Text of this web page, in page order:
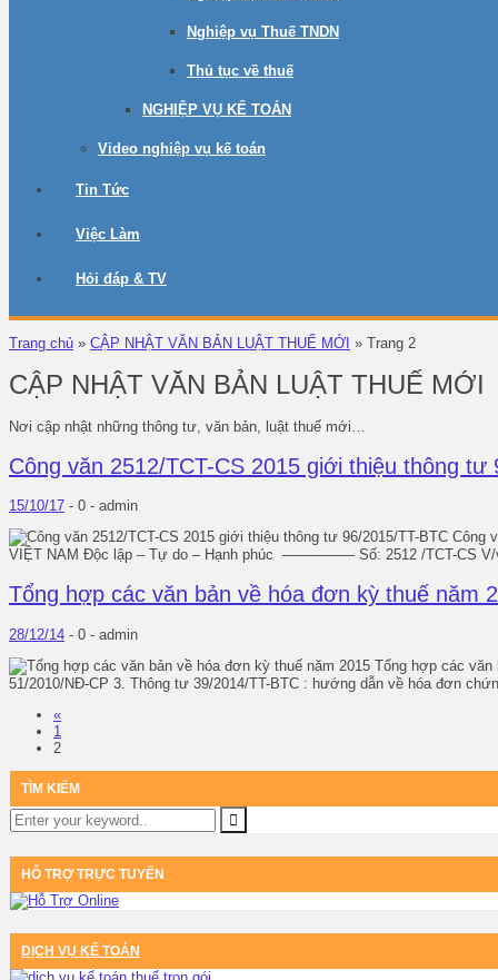
Nghiệp vụ Thuế TNDN
Thủ tục về thuế
NGHIỆP VỤ KẾ TOÁN
Video nghiệp vụ kế toán
Tin Tức
Việc Làm
Hỏi đáp & TV
Trang chủ » CẬP NHẬT VĂN BẢN LUẬT THUẾ MỚI » Trang 2
CẬP NHẬT VĂN BẢN LUẬT THUẾ MỚI
Nơi cập nhật những thông tư, văn bản, luật thuế mới…
Công văn 2512/TCT-CS 2015 giới thiệu thông tư
15/10/17 - 0 - admin
Công
VIỆT NAM Độc lập – Tự do – Hạnh phúc ————— Số: 2512 /TCT-CS V/
Tổng hợp các văn bản về hóa đơn kỳ thuế năm
28/12/14 - 0 - admin
Tổng hợp các văn
51/2010/NĐ-CP 3. Thông tư 39/2014/TT-BTC : hướng dẫn về hóa đơn
«
1
2
TÌM KIẾM
HỖ TRỢ TRỰC TUYẾN
DỊCH VỤ KẾ TOÁN